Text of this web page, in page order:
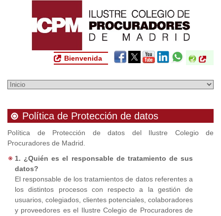
Bienvenida
Política de Protección de datos
Política de Protección de datos del Ilustre Colegio de
Procuradores de Madrid.
1. ¿Quién es el responsable de tratamiento de sus
datos?
El responsable de los tratamientos de datos referentes a
los distintos procesos con respecto a la gestión de
usuarios, colegiados, clientes potenciales, colaboradores
y proveedores es el Ilustre Colegio de Procuradores de